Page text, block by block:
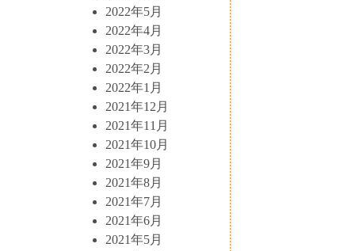
2022年5月
2022年4月
2022年3月
2022年2月
2022年1月
2021年12月
2021年11月
2021年10月
2021年9月
2021年8月
2021年7月
2021年6月
2021年5月